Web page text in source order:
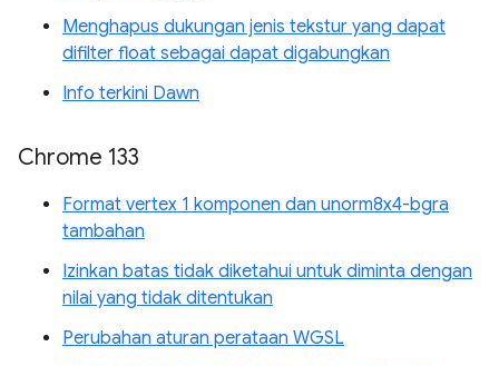
Menghapus dukungan jenis tekstur yang dapat
difilter float sebagai dapat digabungkan
Info terkini Dawn
Chrome 133
Format vertex 1 komponen dan unorm8x4-bgra
tambahan
Izinkan batas tidak diketahui untuk diminta dengan
nilai yang tidak ditentukan
Perubahan aturan perataan WGSL